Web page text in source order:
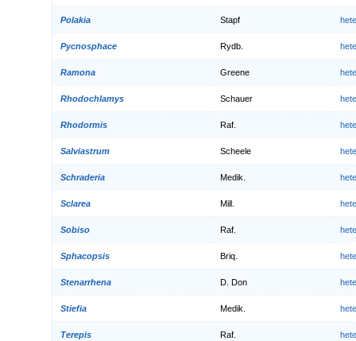
Polakia Stapf
Pycnosphace Rydb.
Ramona Greene
Rhodochlamys Schauer
Rhodormis Raf.
Salviastrum Scheele
Schraderia Medik.
Sclarea Mill.
Sobiso Raf.
Sphacopsis Briq.
Stenarrhena D. Don
Stiefia Medik.
Terepis Raf.